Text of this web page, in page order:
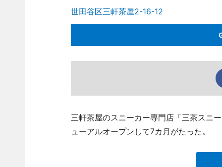
世田谷区三軒茶屋2-16-12
三軒茶屋のスニーカー専門店「三茶スニ
ューアルオープンして7カ月がたった。